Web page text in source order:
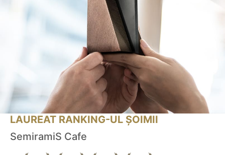
LAUREAT RANKING-UL ȘOIMII
SemiramiS Cafe